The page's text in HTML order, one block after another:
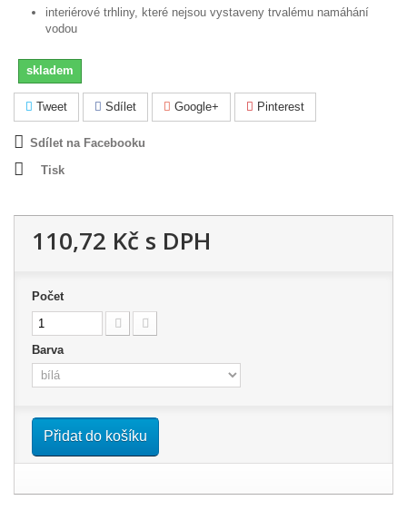
interiérové trhliny, které nejsou vystaveny trvalému namáhání
vodou
skladem
Tweet Sdílet Google+ Pinterest
Sdílet na Facebooku
Tisk
110,72 Kč s DPH
Počet
Barva
Přidat do košíku